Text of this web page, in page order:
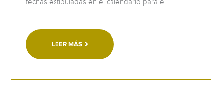
fechas estipuladas en el calendario para el
LEER MÁS